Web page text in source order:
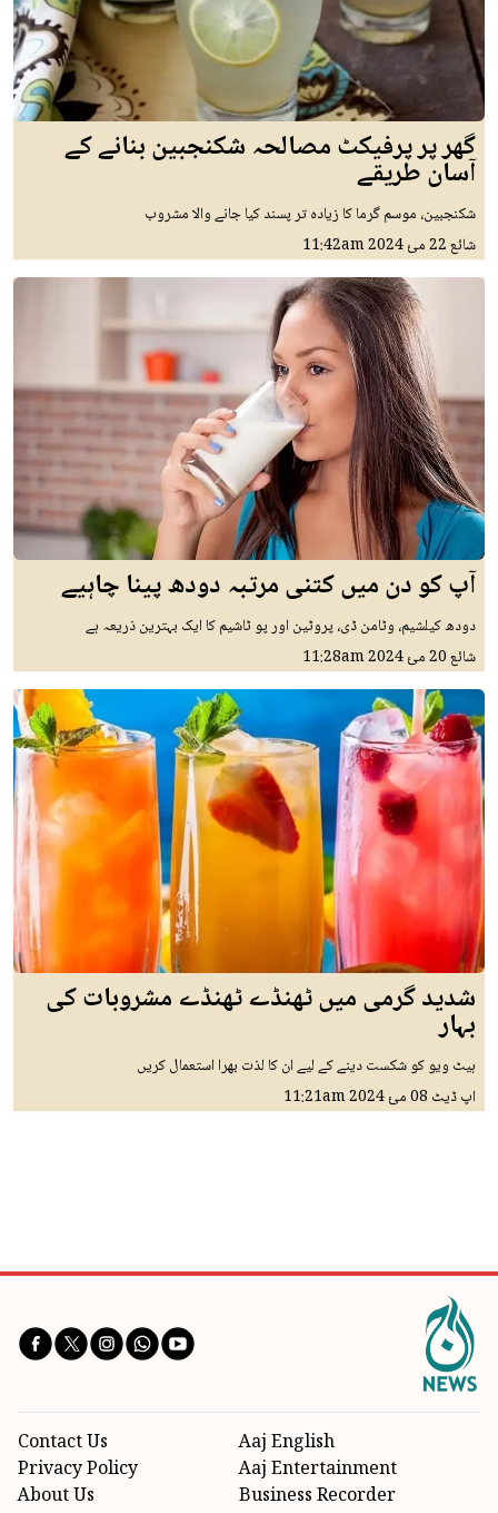
گھر پر پرفیکٹ مصالحہ شکنجبین بنانے کے
آسان طریقے
شکنجبین، موسم گرما کا زیادہ تر پسند کیا جانے والا مشروب
شائع22 مئ 2024 11:42am
آپ کو دن میں کتنی مرتبہ دودھ پینا چاہیے
دودھ کیلشیم، وٹامن ڈی، پروٹین اور پو ٹاشیم کا ایک بہترین ذریعہ ہے
شائع20 مئ 2024 11:28am
شدید گرمی میں ٹھنڈے ٹھنڈے مشروبات کی
بہار
ہیٹ ویو کو شکست دینے کے لیے ان کا لذت بھرا استعمال کریں
اپ ڈیٹ 08 مئ 2024 11:21am
Aaj English
Aaj Entertainment
Business Recorder
Contact Us
Privacy Policy
About Us